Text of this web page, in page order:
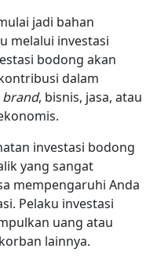
jadi bahan
melalui investasi
bodong akan
dalam
brand, bisnis, jasa, atau
investasi bodong
yang sangat
mempengaruhi Anda
Pelaku investasi
uang atau
lainnya.